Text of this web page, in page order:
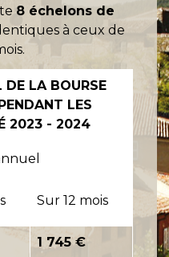
8 échelons de
à ceux de
DE LA BOURSE
LES
2023 - 2024
Sur 12 mois
1 745 €